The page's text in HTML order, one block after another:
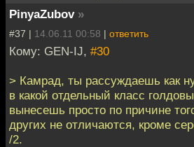
PinyaZubov »
#37 | 14.06.11 00:58 | ответить
Кому: GEN-IJ, #30
> Камрад, ты рассуждаешь как
в какой отдельный класс
вынесешь просто по причине
других не отличаются, кроме
/2.